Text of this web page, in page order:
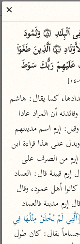
معاجم
معاصرة
الميسر
المختصر في
التفسير
تفسير السعدي
أيسر التفاسير
القرآن – تدبر وعمل
تفسير ابن عثيمين
✕